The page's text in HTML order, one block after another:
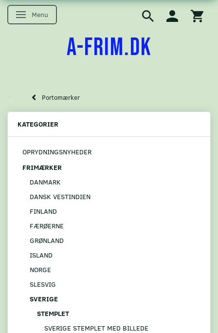
Skifte navigation
Menu
A-FRIM.DK
Portomærker
KATEGORIER
OPRYDNINGSNYHEDER
FRIMÆRKER
DANMARK
DANSK VESTINDIEN
FINLAND
FÆRØERNE
GRØNLAND
ISLAND
NORGE
SLESVIG
SVERIGE
STEMPLET
SVERIGE STEMPLET MED BILLEDE